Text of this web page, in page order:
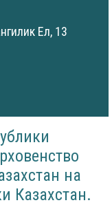
Ел, 13
на
Казахстан.